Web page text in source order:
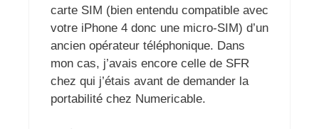
carte SIM (bien entendu compatible avec
votre iPhone 4 donc une micro-SIM) d’un
ancien opérateur téléphonique. Dans
mon cas, j’avais encore celle de SFR
chez qui j’étais avant de demander la
portabilité chez Numericable.